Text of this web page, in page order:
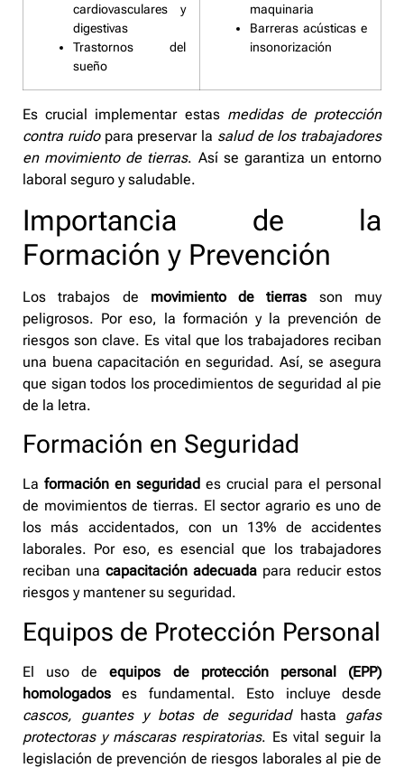
cardiovasculares y
digestivas
Trastornos del
sueño
maquinaria
Barreras acústicas e
insonorización
Es crucial implementar estas medidas de protección
contra ruidopara preservar la salud de los trabajadores
en movimiento de tierras. Así se garantiza un entorno
laboral seguro y saludable.
Importancia de la
Formación y Prevención
Los trabajos de movimiento de tierras son muy
peligrosos. Por eso, la formación y la prevención de
riesgos son clave. Es vital que los trabajadores reciban
una buena capacitación en seguridad. Así, se asegura
que sigan todos los procedimientos de seguridad al pie
de la letra.
Formación en Seguridad
La formación en seguridad es crucial para el personal
de movimientos de tierras. El sector agrario es uno de
los más accidentados, con un 13% de accidentes
laborales. Por eso, es esencial que los trabajadores
reciban una capacitación adecuada para reducir estos
riesgos y mantener su seguridad.
Equipos de Protección Personal
El uso deequipos de protección personal (EPP)
homologados es fundamental. Esto incluye desde
cascos, guantes y botas de seguridadhasta gafas
protectoras y máscaras respiratorias. Es vital seguir la
legislación de prevención de riesgos laborales al pie de